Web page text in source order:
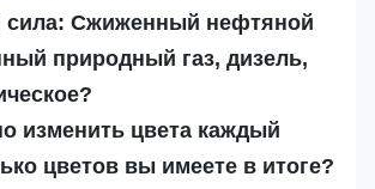
сила: Сжиженный нефтяной
природный газ, дизель,
изменить цвета каждый
цветов вы имеете в итоге?